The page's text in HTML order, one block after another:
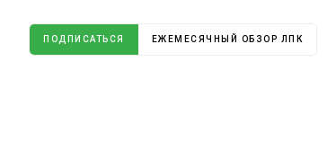
ПОДПИСАТЬСЯ ЕЖЕМЕСЯЧНЫЙ ОБЗОР ЛПК